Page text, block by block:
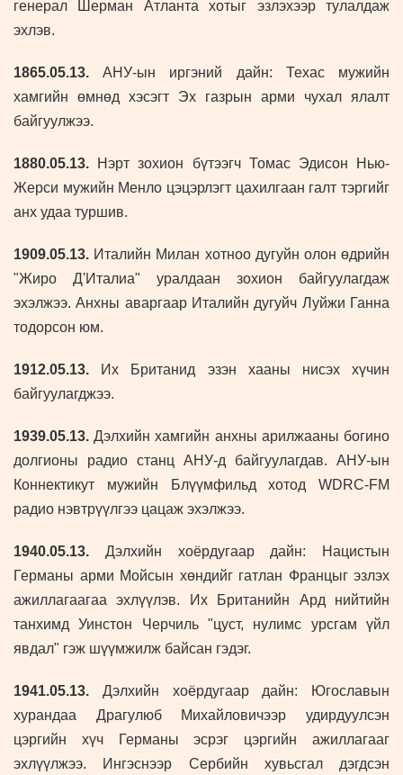
генерал Шерман Атланта хотыг эзлэхээр тулалдаж
эхлэв.
1865.05.13. АНУ-ын иргэний дайн: Техас мужийн
хамгийн өмнөд хэсэгт Эх газрын арми чухал ялалт
байгуулжээ.
1880.05.13. Нэрт зохион бүтээгч Томас Эдисон Нью-
Жерси мужийн Менло цэцэрлэгт цахилгаан галт тэргийг
анх удаа туршив.
1909.05.13. Италийн Милан хотноо дугуйн олон өдрийн
"Жиро Д'Италиа" уралдаан зохион байгуулагдаж
эхэлжээ. Анхны аваргаар Италийн дугуйч Луйжи Ганна
тодорсон юм.
1912.05.13. Их Британид эзэн хааны нисэх хүчин
байгуулагджээ.
1939.05.13. Дэлхийн хамгийн анхны арилжааны богино
долгионы радио станц АНУ-д байгуулагдав. АНУ-ын
Коннектикут мужийн Блүүмфильд хотод WDRC-FM
радио нэвтрүүлгээ цацаж эхэлжээ.
1940.05.13.
Дэлхийн хоёрдугаар дайн: Нацистын
Германы арми Мойсын хөндийг гатлан Францыг эзлэх
ажиллагаагаа эхлүүлэв. Их Британийн Ард нийтийн
танхимд Уинстон Черчиль "цуст, нулимс урсгам үйл
явдал" гэж шүүмжилж байсан гэдэг.
1941.05.13. Дэлхийн хоёрдугаар дайн: Югославын
хурандаа Драгулюб Михайловичээр удирдуулсэн
цэргийн хүч Германы эсрэг цэргийн ажиллагааг
эхлүүлжээ. Ингэснээр Сербийн хувьсгал дэгдсэн